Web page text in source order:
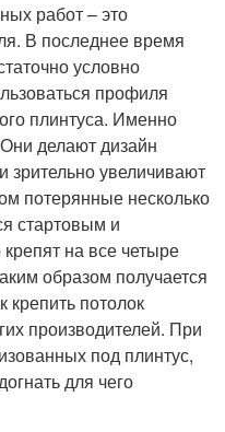
работ – это
В последнее время
условно
профиля
плинтуса. Именно
делают дизайн
увеличивают
потерянные несколько
стартовым и
на все четыре
образом получается
крепить потолок
производителей. При
под плинтус,
для чего